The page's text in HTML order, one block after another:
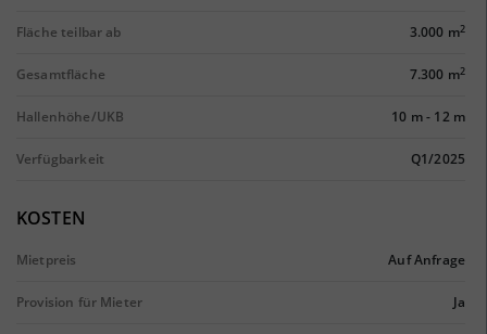
Fläche teilbar ab 3.000 m2
Gesamtfläche 7.300 m2
Hallenhöhe/UKB 10 m- 12 m
Verfügbarkeit Q1/2025
KOSTEN
Mietpreis Auf Anfrage
Provision für Mieter Ja